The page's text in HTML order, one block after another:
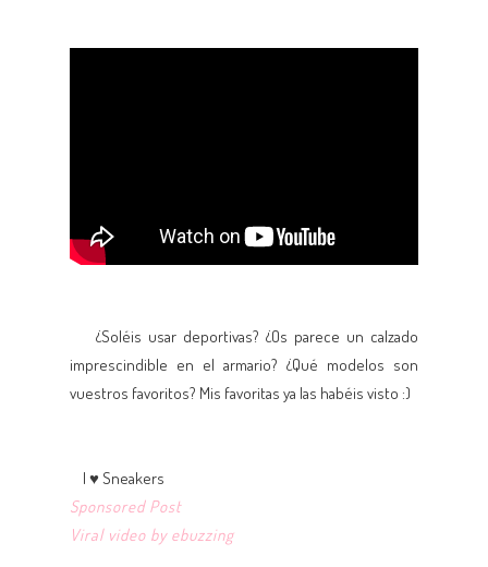
¿Soléis usar deportivas? ¿Os parece un calzado
imprescindible en el armario? ¿Qué modelos son
vuestros favoritos? Mis favoritas ya las habéis visto :)
I ♥ Sneakers
Sponsored Post
Viral video by ebuzzing